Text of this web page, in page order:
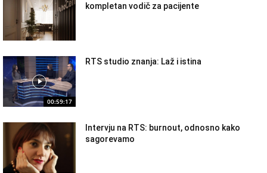
kompletan vodič za pacijente
00:59:17
RTS studio znanja: Laž i istina
Intervju na RTS: burnout, odnosno kako
sagorevamo